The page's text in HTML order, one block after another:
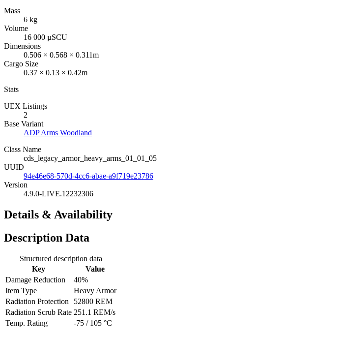
Mass
6 kg
Volume
16 000 µSCU
Dimensions
0.506 × 0.568 × 0.311m
Cargo Size
0.37 × 0.13 × 0.42m
Stats
UEX Listings
2
Base Variant
ADP Arms Woodland
Class Name
cds_legacy_armor_heavy_arms_01_01_05
UUID
94e46e68-570d-4cc6-abae-a9f719e23786
Version
4.9.0-LIVE.12232306
Details & Availability
Description Data
Structured description data
Key
Value
Damage Reduction
40%
Item Type
Heavy Armor
Radiation Protection
52800 REM
Radiation Scrub Rate 251.1 REM/s
Temp. Rating
-75 / 105 °C